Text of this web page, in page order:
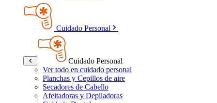
Cuidado Personal
Cuidado Personal
Ver todo en cuidado personal
Planchas y Cepillos de aire
Secadores de Cabello
Afeitadoras y Depiladoras